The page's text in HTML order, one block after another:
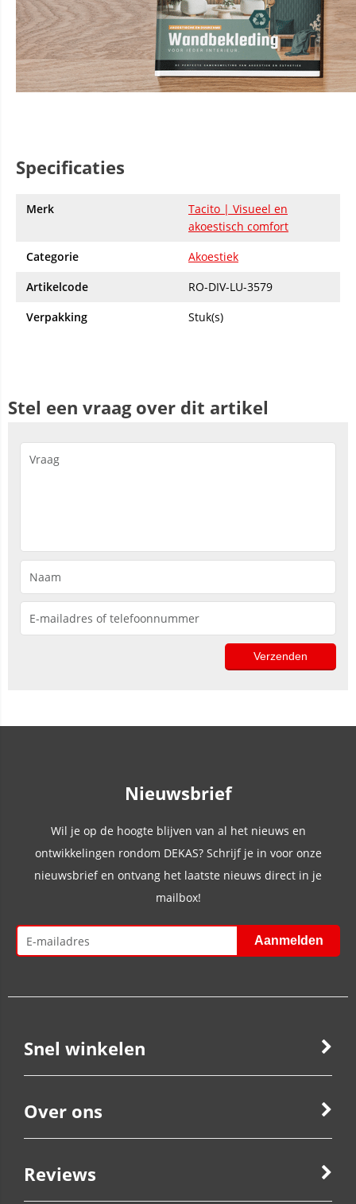
Specificaties
Merk
Tacito | Visueel en
akoestisch comfort
Categorie
Akoestiek
Artikelcode
RO-DIV-LU-3579
Verpakking
Stuk(s)
Stel een vraag over dit artikel
Nieuwsbrief
Wil je op de hoogte blijven van al het nieuws en
ontwikkelingen rondom DEKAS? Schrijf je in voor onze
nieuwsbrief en ontvang het laatste nieuws direct in je
mailbox!
Snel winkelen
Over ons
Reviews